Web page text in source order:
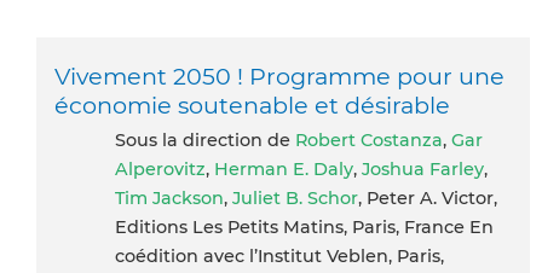
Vivement 2050 ! Programme pour une
économie soutenable et désirable
Sous la direction de Robert Costanza, Gar
Alperovitz, Herman E. Daly, Joshua Farley,
Tim Jackson, Juliet B. Schor, Peter A. Victor,
Editions Les Petits Matins, Paris, France En
coédition avec l’Institut Veblen, Paris,